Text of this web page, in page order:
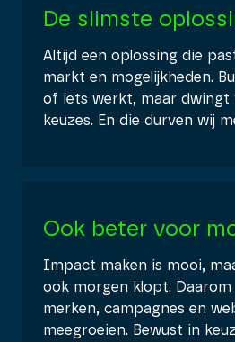
De slimste
Altijd een oplossing die
markt en mogelijkheden.
of iets werkt, maar dwingt
keuzes. En die durven wij
Ook beter voor
Impact maken is mooi,
ook morgen klopt. Daarom
merken, campagnes en
meegroeien. Bewust in